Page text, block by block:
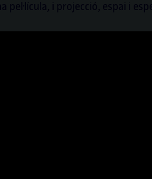
pel·lícula, i projecció, espai i